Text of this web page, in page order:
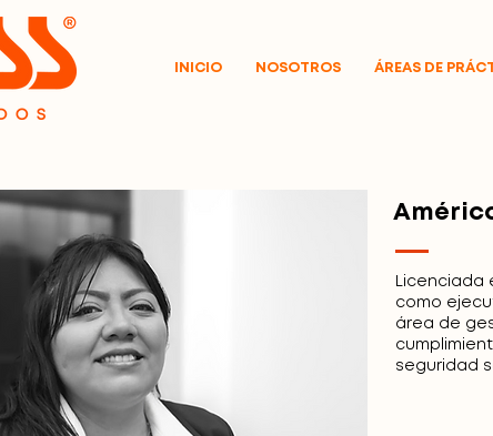
INICIO NOSOTROS ÁREAS DE
Licenciada
como
área de
seguridad